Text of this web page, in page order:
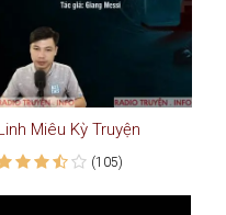
Miêu Kỳ Truyện
(105)